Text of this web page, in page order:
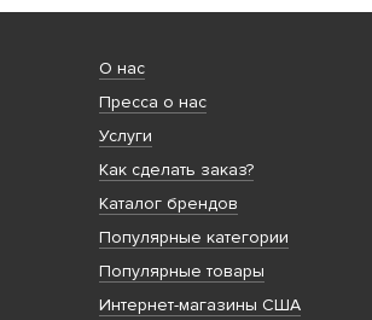
О нас
Пресса о нас
Услуги
Как сделать заказ?
Каталог брендов
Популярные категории
Популярные товары
Интернет-магазины США